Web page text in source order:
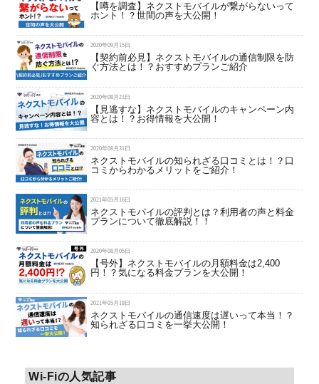
【噂を調査】ネクストモバイルが繋がらないって
ホント！？世間の声を大公開！
2020年09月15日
【契約前必見】ネクストモバイルの通信制限を防
ぐ方法とは！？おすすめプランご紹介
2020年08月21日
【見逃すな】ネクストモバイルのキャンペーン内
容とは！？お得情報を大公開！
2020年08月31日
ネクストモバイルの知られざる口コミとは！？口
コミからわかるメリットをご紹介！
2021年05月16日
ネクストモバイルの評判とは？利用者の声と料金
プランについて徹底解説！！
2020年08月05日
【号外】ネクストモバイルの月額料金は2,400
円！？気になる料金プランを大公開！
2021年05月18日
ネクストモバイルの通信速度は遅いって本当！？
知られざる口コミを一挙大公開！
Wi-Fiの人気記事